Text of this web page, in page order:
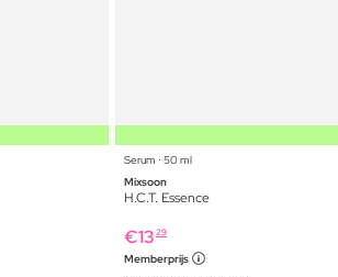
Serum ⋅ 50 ml
Mixsoon
H.C.T. Essence
€13 29
Memberprijs